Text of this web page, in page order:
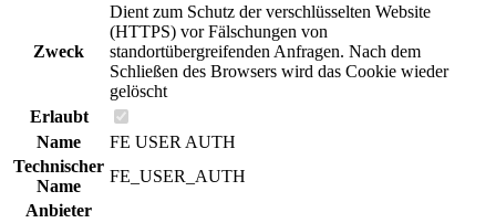
Zweck
Dient zum Schutz der verschlüsselten Website
(HTTPS) vor Fälschungen von
standortübergreifenden Anfragen. Nach dem
Schließen des Browsers wird das Cookie wieder
gelöscht
Erlaubt
Name
FE USER AUTH
Technischer
Name
FE_USER_AUTH
Anbieter